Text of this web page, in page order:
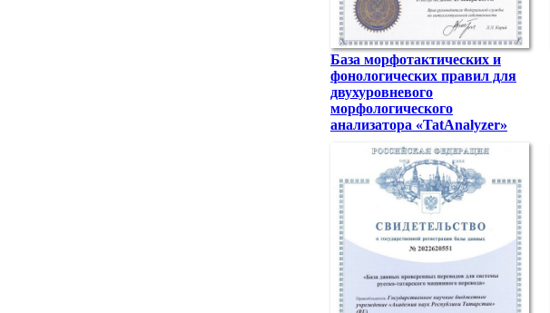
База морфотактических и
фонологических правил для
двухуровневого
морфологического
анализатора «TatAnalyzer»